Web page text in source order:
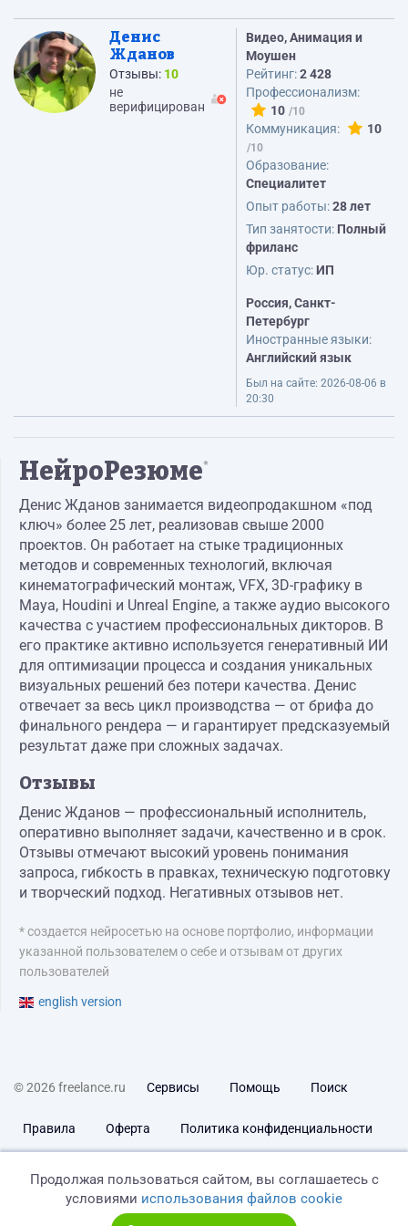
Денис
Жданов
Отзывы: 10
не
верифицирован
Видео, Анимация и
Моушен
Рейтинг:2 428
Профессионализм:
10
Коммуникация:
10
Образование:
Cпециалитет
Опыт работы:28 лет
Тип занятости: Полный
фриланс
Юр. статус:ИП
Россия, Санкт-
Петербург
Иностранные языки:
Английский язык
Был на сайте: 2026-08-06 в
20:30
НейроРезюме*
Денис Жданов занимается видеопродакшном «под
ключ» более 25 лет, реализовав свыше 2000
проектов. Он работает на стыке традиционных
методов и современных технологий, включая
кинематографический монтаж, VFX, 3D-графику в
Maya, Houdini и Unreal Engine, а также аудио высокого
качества с участием профессиональных дикторов. В
его практике активно используется генеративный ИИ
для оптимизации процесса и создания уникальных
визуальных решений без потери качества. Денис
отвечает за весь цикл производства — от брифа до
финального рендера — и гарантирует предсказуемый
результат даже при сложных задачах.
Отзывы
Денис Жданов — профессиональный исполнитель,
оперативно выполняет задачи, качественно и в срок.
Отзывы отмечают высокий уровень понимания
запроса, гибкость в правках, техническую подготовку
и творческий подход. Негативных отзывов нет.
* создается нейросетью на основе портфолио, информации
указанной пользователем о себе и отзывам от других
пользователей
english version
© 2026 freelance.ru Сервисы Помощь Поиск
Правила Оферта Политика конфиденциальности
Продолжая пользоваться сайтом, вы соглашаетесь с
условиями использования файлов cookie